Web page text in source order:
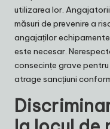
utilizarea lor.
măsuri de prevenire a
angajaților
este necesar.
consecințe grave
atrage sancțiuni